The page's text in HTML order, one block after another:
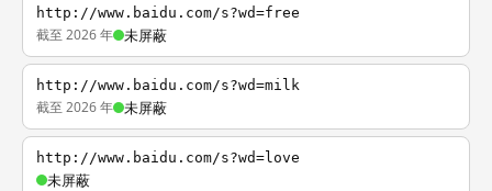
http://www.baidu.com/s?wd=free
截至 2026 年 未屏蔽
http://www.baidu.com/s?wd=milk
截至 2026 年 未屏蔽
http://www.baidu.com/s?wd=love
未屏蔽